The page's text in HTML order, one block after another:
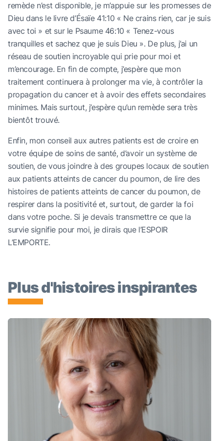
remède n’est disponible, je m’appuie sur les promesses de
Dieu dans le livre d’Ésaïe 41:10 « Ne crains rien, car je suis
avec toi » et sur le Psaume 46:10 « Tenez-vous
tranquilles et sachez que je suis Dieu ». De plus, j’ai un
réseau de soutien incroyable qui prie pour moi et
m’encourage. En fin de compte, j’espère que mon
traitement continuera à prolonger ma vie, à contrôler la
propagation du cancer et à avoir des effets secondaires
minimes. Mais surtout, j’espère qu’un remède sera très
bientôt trouvé.
Enfin, mon conseil aux autres patients est de croire en
votre équipe de soins de santé, d’avoir un système de
soutien, de vous joindre à des groupes locaux de soutien
aux patients atteints de cancer du poumon, de lire des
histoires de patients atteints de cancer du poumon, de
respirer dans la positivité et, surtout, de garder la foi
dans votre poche. Si je devais transmettre ce que la
survie signifie pour moi, je dirais que l’ESPOIR
L’EMPORTE.
Plus d'histoires inspirantes
Candace Skrapek